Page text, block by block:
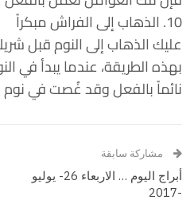
10. الذهاب إلى الفراش مبكراً
عليك الذهاب إلى النوم قبل
بهذه الطريقة، عندما يبدأ في
نائماً بالفعل وقد غُصت في نوم
مشاركة سابقة
أبراج اليوم … الاربعاء 26- يوليو
-2017